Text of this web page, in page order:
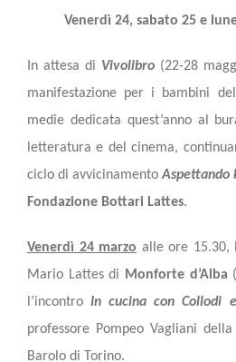
Venerdì 24, sabato 25 e
In attesa di Vivolibro (22-28
manifestazione per i bambini
medie dedicata quest’anno al
letteratura e del cinema,
ciclo di avvicinamentoAspettando
Fondazione Bottari Lattes.
Venerdì 24 marzo alle ore 15.30,
Mario Lattes di Monforte d’Alba
l’incontroIn cucina con Collodi
professore Pompeo Vagliani
Barolo di Torino.